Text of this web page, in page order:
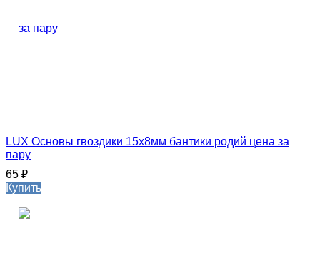
LUX Основы гвоздики 15х8мм бантики родий цена за
пару
65 ₽
Купить